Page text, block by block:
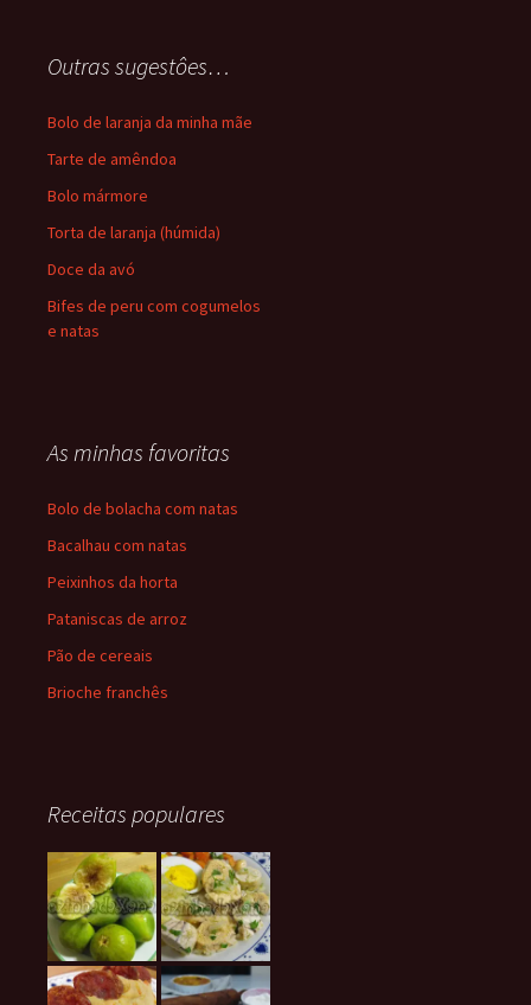
Outras sugestôes…
Bolo de laranja da minha mãe
Tarte de amêndoa
Bolo mármore
Torta de laranja (húmida)
Doce da avó
Bifes de peru com cogumelos
e natas
As minhas favoritas
Bolo de bolacha com natas
Bacalhau com natas
Peixinhos da horta
Pataniscas de arroz
Pão de cereais
Brioche franchês
Receitas populares